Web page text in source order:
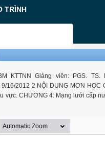
TRÌNH
KTTNN Giảng viên: PGS. TS.
16/2012 2 NỘI DUNG MƠN HỌC
CHƯƠNG 4: Mạng lưới cấp